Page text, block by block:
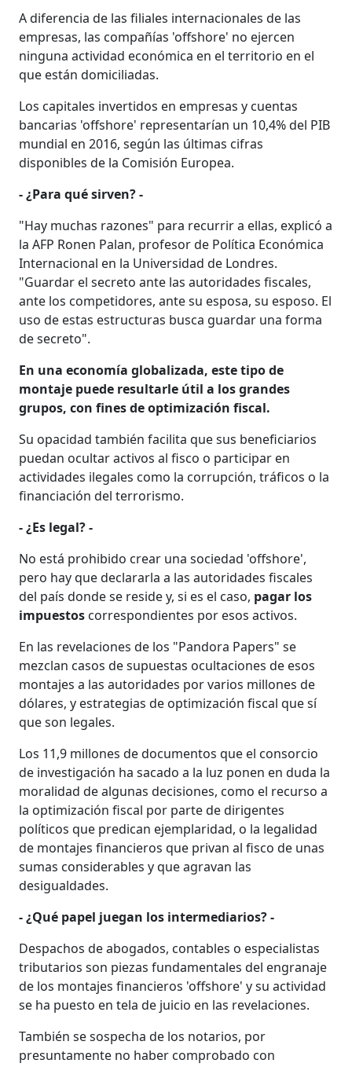
A diferencia de las filiales internacionales de las
empresas, las compañías 'offshore' no ejercen
ninguna actividad económica en el territorio en el
que están domiciliadas.
Los capitales invertidos en empresas y cuentas
bancarias 'offshore' representarían un 10,4% del PIB
mundial en 2016, según las últimas cifras
disponibles de la Comisión Europea.
- ¿Para qué sirven? -
"Hay muchas razones" para recurrir a ellas, explicó a
la AFP Ronen Palan, profesor de Política Económica
Internacional en la Universidad de Londres.
"Guardar el secreto ante las autoridades fiscales,
ante los competidores, ante su esposa, su esposo. El
uso de estas estructuras busca guardar una forma
de secreto".
En una economía globalizada, este tipo de
montaje puede resultarle útil a los grandes
grupos, con fines de optimización fiscal.
Su opacidad también facilita que sus beneficiarios
puedan ocultar activos al fisco o participar en
actividades ilegales como la corrupción, tráficos o la
financiación del terrorismo.
- ¿Es legal? -
No está prohibido crear una sociedad 'offshore',
pero hay que declararla a las autoridades fiscales
del país donde se reside y, si es el caso, pagar los
impuestos correspondientes por esos activos.
En las revelaciones de los "Pandora Papers" se
mezclan casos de supuestas ocultaciones de esos
montajes a las autoridades por varios millones de
dólares, y estrategias de optimización fiscal que sí
que son legales.
Los 11,9 millones de documentos que el consorcio
de investigación ha sacado a la luz ponen en duda la
moralidad de algunas decisiones, como el recurso a
la optimización fiscal por parte de dirigentes
políticos que predican ejemplaridad, o la legalidad
de montajes financieros que privan al fisco de unas
sumas considerables y que agravan las
desigualdades.
- ¿Qué papel juegan los intermediarios? -
Despachos de abogados, contables o especialistas
tributarios son piezas fundamentales del engranaje
de los montajes financieros 'offshore' y su actividad
se ha puesto en tela de juicio en las revelaciones.
También se sospecha de los notarios, por
presuntamente no haber comprobado con